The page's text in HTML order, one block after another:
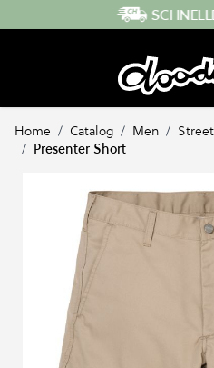
SCHNELLER
Home / Catalog / Men /
/ Presenter Short